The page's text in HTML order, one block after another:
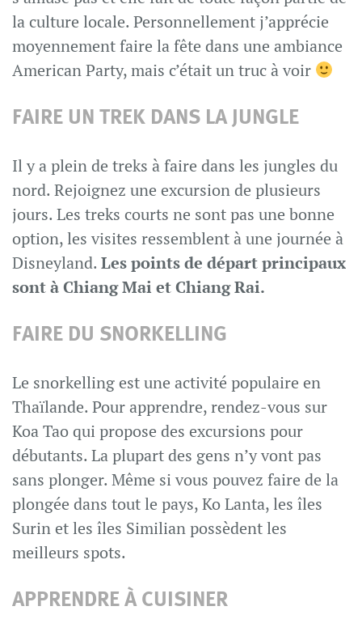
la culture locale. Personnellement j’apprécie
moyennement faire la fête dans une ambiance
American Party, mais c’était un truc à voir
FAIRE UN TREK DANS LA JUNGLE
Il y a plein de treks à faire dans les jungles du
nord. Rejoignez une excursion de plusieurs
jours. Les treks courts ne sont pas une bonne
option, les visites ressemblent à une journée à
Disneyland. Les points de départ principaux
sont à Chiang Mai et Chiang Rai.
FAIRE DU SNORKELLING
Le snorkelling est une activité populaire en
Thaïlande. Pour apprendre, rendez-vous sur
Koa Tao qui propose des excursions pour
débutants. La plupart des gens n’y vont pas
sans plonger. Même si vous pouvez faire de la
plongée dans tout le pays, Ko Lanta, les îles
Surin et les îles Similian possèdent les
meilleurs spots.
APPRENDRE À CUISINER